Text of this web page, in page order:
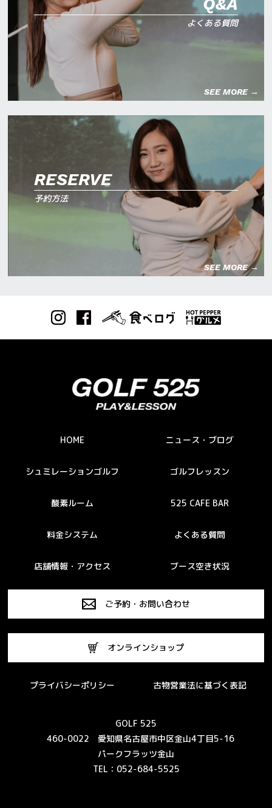
よくある質問
SEE MORE →
RESERVE
予約方法
SEE MORE →
HOME ニュース・ブログ
シュミレーションゴルフ ゴルフレッスン
酸素ルーム 525 CAFE BAR
料金システム よくある質問
店舗情報・アクセス ブース空き状況
ご予約・お問い合わせ
オンラインショップ
プライバシーポリシー 古物営業法に基づく表記
GOLF 525
460-0022 愛知県名古屋市中区金山4丁目5-16
パークフラッツ金山
TEL：052-684-5525